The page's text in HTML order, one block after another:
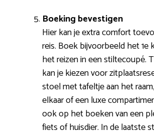
Boeking bevestigen
Hier kan je extra comfort
reis. Boek bijvoorbeeld het 1e
het reizen in een stiltecoupé.
kan je kiezen voor
stoel met tafeltje aan het
elkaar of een luxe
ook op het boeken van een
fiets of huisdier. In de laatste